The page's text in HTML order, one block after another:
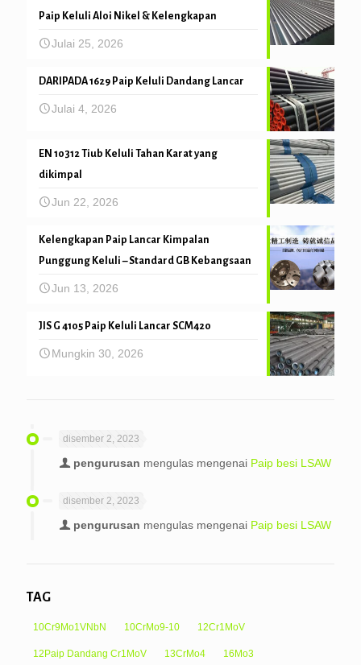
Paip Keluli Aloi Nikel & Kelengkapan
Julai 25, 2026
DARIPADA 1629 Paip Keluli Dandang Lancar
Julai 4, 2026
EN 10312 Tiub Keluli Tahan Karat yang
dikimpal
Jun 22, 2026
Kelengkapan Paip Lancar Kimpalan
Punggung Keluli – Standard GB Kebangsaan
Jun 13, 2026
JIS G 4105 Paip Keluli Lancar SCM420
Mungkin 30, 2026
disember 2, 2023
pengurusan mengulas mengenai Paip besi LSAW
disember 2, 2023
pengurusan mengulas mengenai Paip besi LSAW
TAG
10Cr9Mo1VNbN 10CrMo9-10 12Cr1MoV
12Paip Dandang Cr1MoV 13CrMo4 16Mo3